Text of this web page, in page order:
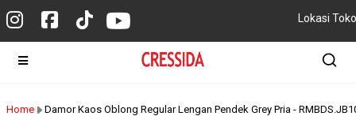
Lokasi Toko
Home Damor Kaos Oblong Regular Lengan Pendek Grey Pria -